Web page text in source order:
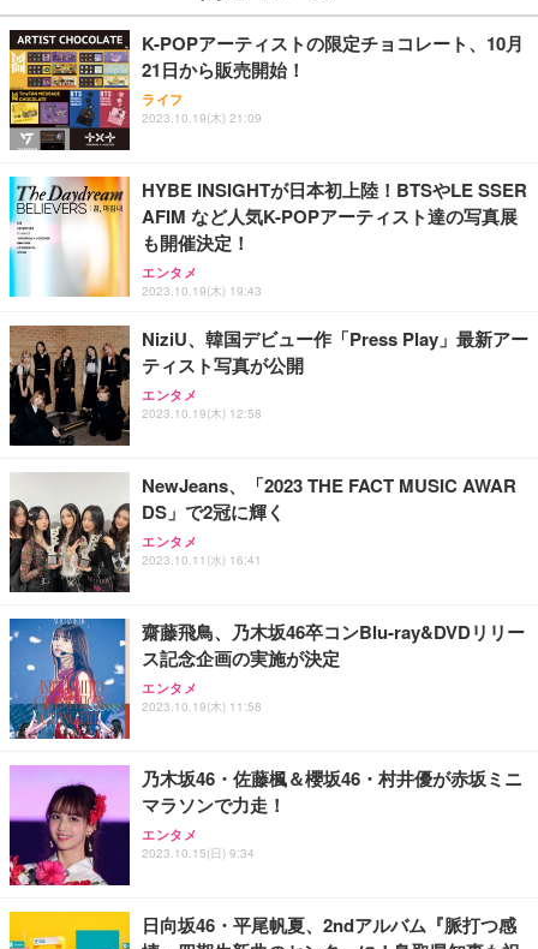
￥27,999
ワーク チェア 強化バックレスト 30度ロッキング機
能 人間工学 椅子 腰サポート 90度跳ね上げ式アーム
務用 おしゃれ パソコンチェア (ブラック)
Sezlife オフィスチェア デスクチェア 疲れない テレ
ワーク チェア 強化バックレスト 30度ロッキング機
能 人間工学 椅子 腰サポート 90度跳ね上げ式アーム
レスト 3Dヘッドレスト ハンガー付き 高反発クッシ
務用 おしゃれ パソコンチェア (ホワイト)
ANDWINT オフィスチェア デスクチェア 肘なし メ
ッシュ 通気性 ランバーサポート付き 腰サポート ガ
ス圧無段階昇降 360度回転 キャスター付き コンパク
￥109,572
【純正品】27"ゲーミングモニター DualSense 充電
フック付き（CFI-ZDM1J）
【整備済み品】Dell E2724HS 27インチ 液晶モニタ
ー フルHD（1920×1080）VA 非光沢 HDMI/DisplayP
ort/VGA スピーカー内蔵 高さ調整 スイベル VESA対
応 ComfortView ビジネス向け
【MiniLED/24.5inch/280Hz/FHD】GRAPHT THE S
HOOTER Gaming Monitor 24” Essential ゲーミン
グモニター QD 24.5インチ 1ms FHD 量子ドット 残
￥3,234
ネオ・ルーライフ ネオ・オムツ L 中型犬用 26枚入
り 単品
Smart Basic(スマートベーシック) 【Amazon.co.jp
限定】 Smart Basic アイリスオーヤマ ペットシーツ
超厚型 お徳用 ワイド 100枚入 (x 1) (ケース販売)
アイリスオーヤマ ペットシーツ 超厚型 お徳用 レギ
ュラー 200枚入【Amazon.co.jp限定】
K-POPアーティストの限定チョコレート、10月
21日から販売開始！
ライフ
2023.10.19(木) 21:09
HYBE INSIGHTが日本初上陸！BTSやLE SSER
AFIM など人気K-POPアーティスト達の写真展
も開催決定！
エンタメ
2023.10.19(木) 19:43
NiziU、韓国デビュー作「Press Play」最新アー
ティスト写真が公開
エンタメ
2023.10.19(木) 12:58
NewJeans、「2023 THE FACT MUSIC AWAR
DS」で2冠に輝く
エンタメ
2023.10.11(水) 16:41
齋藤飛鳥、乃木坂46卒コンBlu-ray&DVDリリー
ス記念企画の実施が決定
エンタメ
2023.10.19(木) 11:58
乃木坂46・佐藤楓＆櫻坂46・村井優が赤坂ミニ
マラソンで力走！
エンタメ
2023.10.15(日) 9:34
日向坂46・平尾帆夏、2ndアルバム『脈打つ感